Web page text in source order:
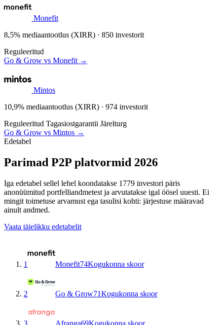
Monefit
8,5% mediaantootlus (XIRR) · 850 investorit
Reguleeritud
Go & Grow vs Monefit →
Mintos
10,9% mediaantootlus (XIRR) · 974 investorit
Reguleeritud Tagasiostgarantii Järelturg
Go & Grow vs Mintos →
Edetabel
Parimad P2P platvormid 2026
Iga edetabel sellel lehel koondatakse 1779 investori päris
anonüümitud portfelliandmetest ja arvutatakse igal öösel uuesti. Ei
mingit toimetuse arvamust ega tasulisi kohti: järjestuse määravad
ainult andmed.
Vaata täielikku edetabelit
1 Monefit74Kogukonna skoor
2 Go & Grow71Kogukonna skoor
3 Afranga69Kogukonna skoor